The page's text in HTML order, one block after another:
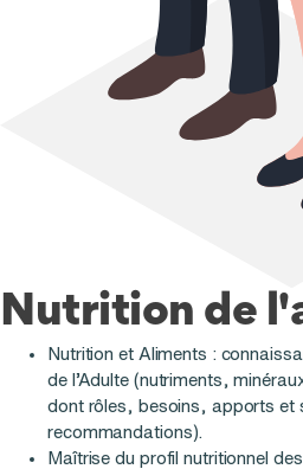
Nutrition de
Nutrition et Aliments :
de l’Adulte (nutriments,
dont rôles, besoins, apports et
recommandations).
Maîtrise du profil nutritionnel